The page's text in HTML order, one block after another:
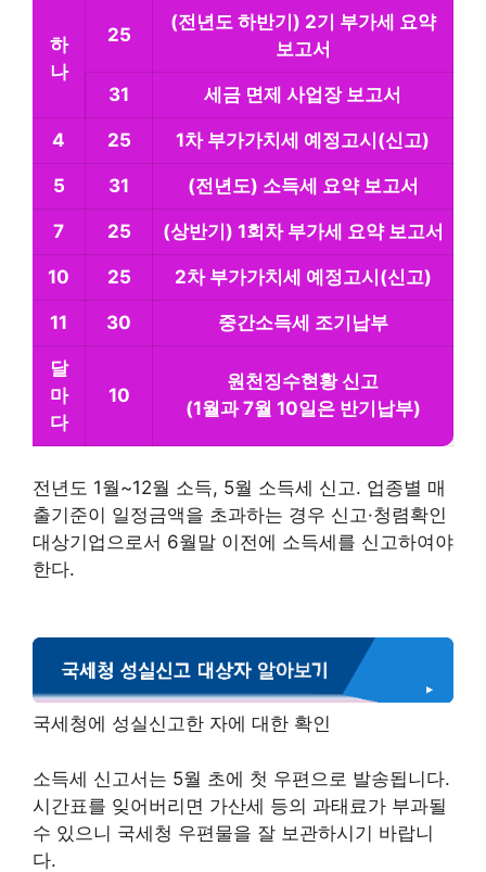
하
나
25
(전년도 하반기) 2기 부가세 요약
보고서
31 세금 면제 사업장 보고서
4 25 1차 부가가치세 예정고시(신고)
5 31 (전년도) 소득세 요약 보고서
7 25 (상반기) 1회차 부가세 요약 보고서
10 25 2차 부가가치세 예정고시(신고)
11 30 중간소득세 조기납부
달
마
다
10
원천징수현황 신고
(1월과 7월 10일은 반기납부)
전년도 1월~12월 소득, 5월 소득세 신고. 업종별 매
출기준이 일정금액을 초과하는 경우 신고·청렴확인
대상기업으로서 6월말 이전에 소득세를 신고하여야
한다.
국세청에 성실신고한 자에 대한 확인
소득세 신고서는 5월 초에 첫 우편으로 발송됩니다.
시간표를 잊어버리면 가산세 등의 과태료가 부과될
수 있으니 국세청 우편물을 잘 보관하시기 바랍니
다.